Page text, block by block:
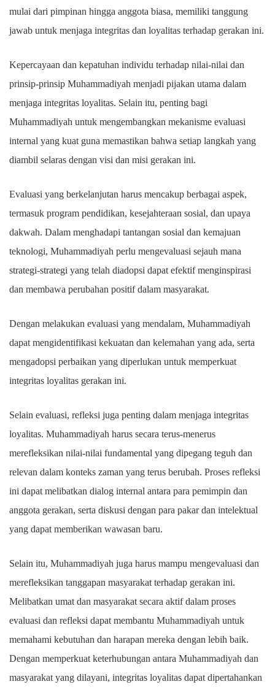
mulai dari pimpinan hingga anggota biasa, memiliki tanggung
jawab untuk menjaga integritas dan loyalitas terhadap gerakan ini.
Kepercayaan dan kepatuhan individu terhadap nilai-nilai dan
prinsip-prinsip Muhammadiyah menjadi pijakan utama dalam
menjaga integritas loyalitas. Selain itu, penting bagi
Muhammadiyah untuk mengembangkan mekanisme evaluasi
internal yang kuat guna memastikan bahwa setiap langkah yang
diambil selaras dengan visi dan misi gerakan ini.
Evaluasi yang berkelanjutan harus mencakup berbagai aspek,
termasuk program pendidikan, kesejahteraan sosial, dan upaya
dakwah. Dalam menghadapi tantangan sosial dan kemajuan
teknologi, Muhammadiyah perlu mengevaluasi sejauh mana
strategi-strategi yang telah diadopsi dapat efektif menginspirasi
dan membawa perubahan positif dalam masyarakat.
Dengan melakukan evaluasi yang mendalam, Muhammadiyah
dapat mengidentifikasi kekuatan dan kelemahan yang ada, serta
mengadopsi perbaikan yang diperlukan untuk memperkuat
integritas loyalitas gerakan ini.
Selain evaluasi, refleksi juga penting dalam menjaga integritas
loyalitas. Muhammadiyah harus secara terus-menerus
merefleksikan nilai-nilai fundamental yang dipegang teguh dan
relevan dalam konteks zaman yang terus berubah. Proses refleksi
ini dapat melibatkan dialog internal antara para pemimpin dan
anggota gerakan, serta diskusi dengan para pakar dan intelektual
yang dapat memberikan wawasan baru.
Selain itu, Muhammadiyah juga harus mampu mengevaluasi dan
merefleksikan tanggapan masyarakat terhadap gerakan ini.
Melibatkan umat dan masyarakat secara aktif dalam proses
evaluasi dan refleksi dapat membantu Muhammadiyah untuk
memahami kebutuhan dan harapan mereka dengan lebih baik.
Dengan memperkuat keterhubungan antara Muhammadiyah dan
masyarakat yang dilayani, integritas loyalitas dapat dipertahankan